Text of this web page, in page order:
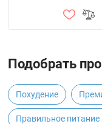
Подобрать
Похудение
Правильное питание